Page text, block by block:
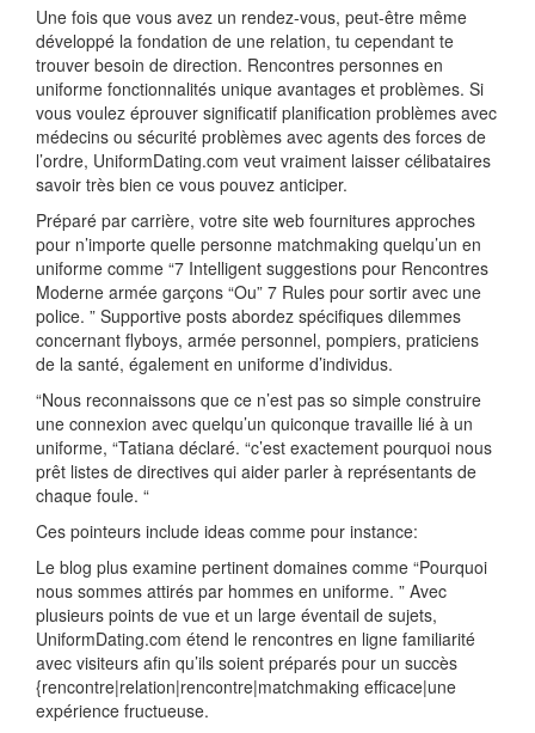
Une fois que vous avez un rendez-vous, peut-être même
développé la fondation de une relation, tu cependant te
trouver besoin de direction. Rencontres personnes en
uniforme fonctionnalités unique avantages et problèmes. Si
vous voulez éprouver significatif planification problèmes avec
médecins ou sécurité problèmes avec agents des forces de
l’ordre, UniformDating.com veut vraiment laisser célibataires
savoir très bien ce vous pouvez anticiper.
Préparé par carrière, votre site web fournitures approches
pour n’importe quelle personne matchmaking quelqu’un en
uniforme comme “7 Intelligent suggestions pour Rencontres
Moderne armée garçons “Ou” 7 Rules pour sortir avec une
police. ” Supportive posts abordez spécifiques dilemmes
concernant flyboys, armée personnel, pompiers, praticiens
de la santé, également en uniforme d’individus.
“Nous reconnaissons que ce n’est pas so simple construire
une connexion avec quelqu’un quiconque travaille lié à un
uniforme, “Tatiana déclaré. “c’est exactement pourquoi nous
prêt listes de directives qui aider parler à représentants de
chaque foule. “
Ces pointeurs include ideas comme pour instance:
Le blog plus examine pertinent domaines comme “Pourquoi
nous sommes attirés par hommes en uniforme. ” Avec
plusieurs points de vue et un large éventail de sujets,
UniformDating.com étend le rencontres en ligne familiarité
avec visiteurs afin qu’ils soient préparés pour un succès
{rencontre|relation|rencontre|matchmaking efficace|une
expérience fructueuse.